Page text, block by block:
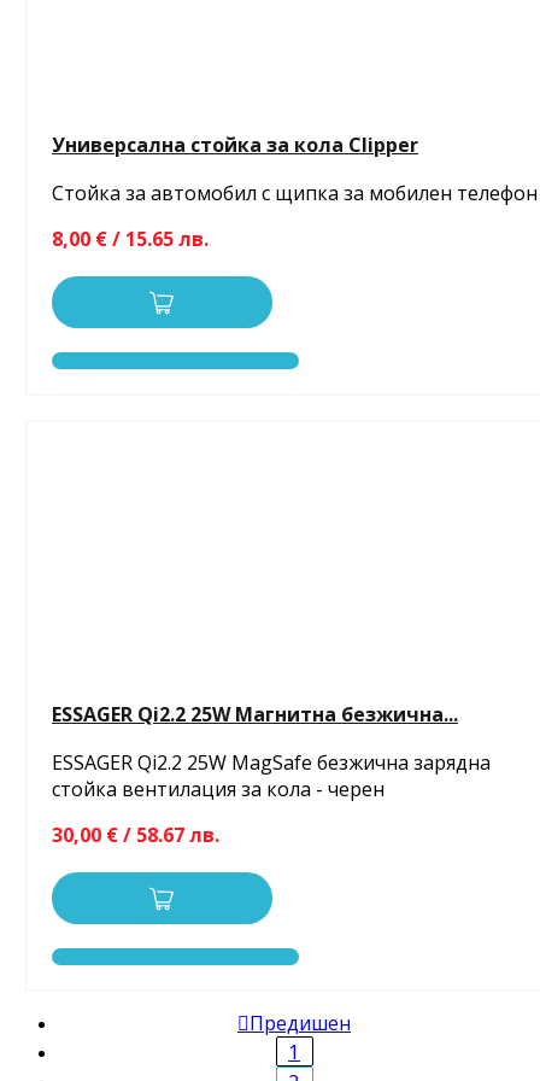
Универсална стойка за кола Clipper
Стойка за автомобил с щипка за мобилен телефон
8,00 € / 15.65 лв.
ESSAGER Qi2.2 25W Магнитна безжична...
ESSAGER Qi2.2 25W MagSafe безжична зарядна
стойка вентилация за кола - черен
30,00 € / 58.67 лв.
Предишен
1